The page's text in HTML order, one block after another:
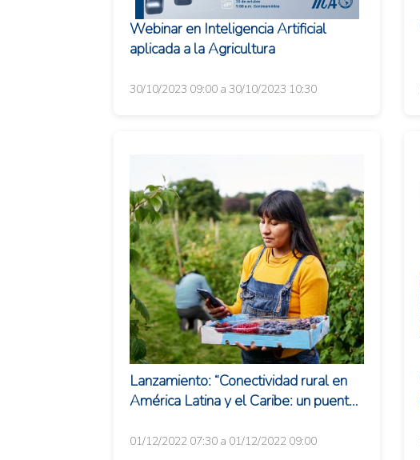
Webinar en Inteligencia Artificial
aplicada a la Agricultura
30/10/2023 09:00 a 30/10/2023 10:30
Lanzamiento: “Conectividad rural en
América Latina y el Caribe: un puente
pand...
01/12/2022 07:30 a 01/12/2022 09:00